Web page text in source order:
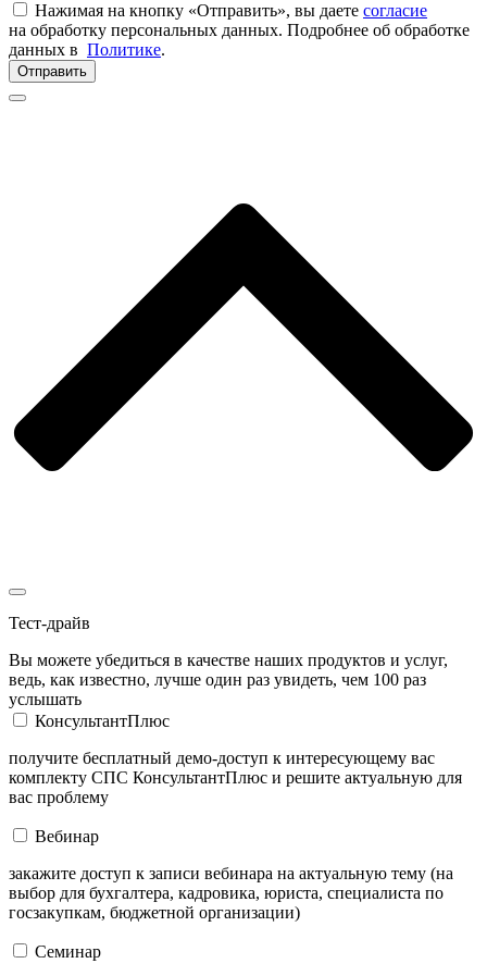
Нажимая на кнопку «Отправить», вы даете согласие
на обработку персональных данных. Подробнее об обработке
данных в Политике.
Отправить
Тест-драйв
Вы можете убедиться в качестве наших продуктов и услуг,
ведь, как известно, лучше один раз увидеть, чем 100 раз
услышать
КонсультантПлюс
получите бесплатный демо-доступ к интересующему вас
комплекту СПС КонсультантПлюс и решите актуальную для
вас проблему
Вебинар
закажите доступ к записи вебинара на актуальную тему (на
выбор для бухгалтера, кадровика, юриста, специалиста по
госзакупкам, бюджетной организации)
Семинар